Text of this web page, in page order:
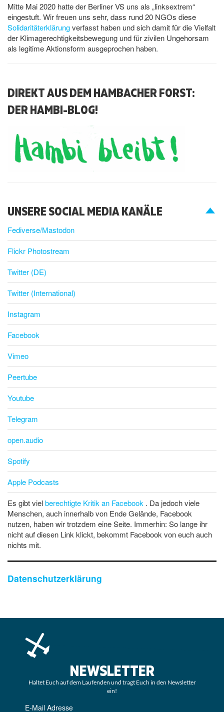
Mitte Mai 2020 hatte der Berliner VS uns als „linksextrem“
eingestuft. Wir freuen uns sehr, dass rund 20 NGOs diese
Solidaritäterklärungverfasst haben und sich damit für die Vielfalt
der Klimagerechtigkeitsbewegung und für zivilen Ungehorsam
als legitime Aktionsform ausgeprochen haben.
DIREKT AUS DEM HAMBACHER FORST:
DER HAMBI-BLOG!
UNSERE SOCIAL MEDIA KANÄLE
Fediverse/Mastodon
Flickr Photostream
Twitter (DE)
Twitter (International)
Instagram
Facebook
Vimeo
Peertube
Youtube
Telegram
open.audio
Spotify
Apple Podcasts
Es gibt vielberechtigte Kritik an Facebook . Da jedoch viele
Menschen, auch innerhalb von Ende Gelände, Facebook
nutzen, haben wir trotzdem eine Seite. Immerhin: So lange ihr
nicht auf diesen Link klickt, bekommt Facebook von euch auch
nichts mit.
Datenschutzerklärung
NEWSLETTER
Haltet Euch auf dem Laufenden und tragt Euch in den Newsletter
ein!
E-Mail Adresse